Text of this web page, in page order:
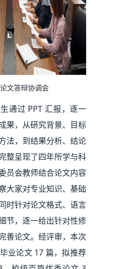
文答辩协调会
通过 PPT 汇报，逐一
果，从研究背景、目标
法，到结果分析、结论
整呈现了四年所学与科
员会教师结合论文内容
大家对专业知识、基础
时针对论文格式、语言
节，逐一给出针对性修
善论文。经评审，本次
业论文 17 篇，拟推荐